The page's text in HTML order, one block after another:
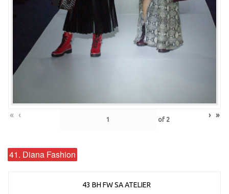
« ‹ of 2 › »
41. Diana Fashion
43 BH FW SA ATELIER